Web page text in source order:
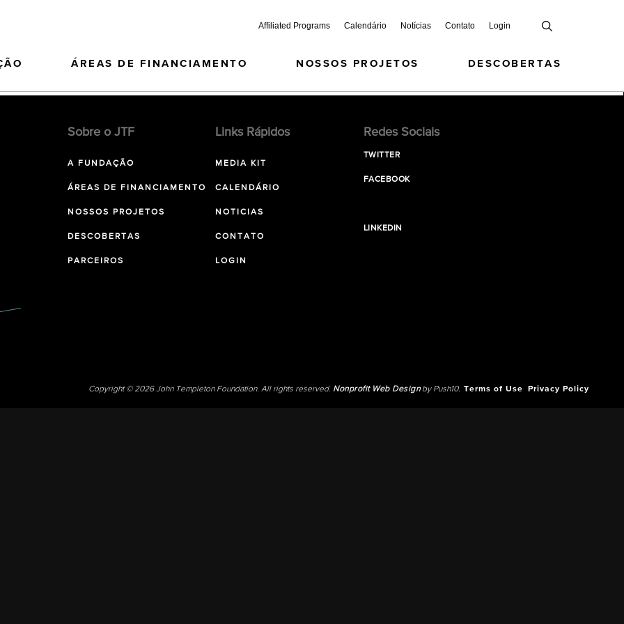
Affiliated Programs Calendário Notícias Contato Login
ÁREAS DE FINANCIAMENTO NOSSOS PROJETOS DESCOBERTAS
Sobre o JTF
A FUNDAÇÃO
ÁREAS DE FINANCIAMENTO
NOSSOS PROJETOS
DESCOBERTAS
PARCEIROS
Links Rápidos
MEDIA KIT
CALENDÁRIO
NOTICIAS
CONTATO
LOGIN
Redes Sociais
TWITTER
FACEBOOK
LINKEDIN
Copyright © 2026 John Templeton Foundation. All rights reserved. Nonprofit Web Designby Push10. Terms of Use Privacy Policy